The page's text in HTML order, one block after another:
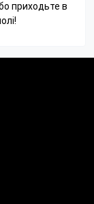
приходьте в